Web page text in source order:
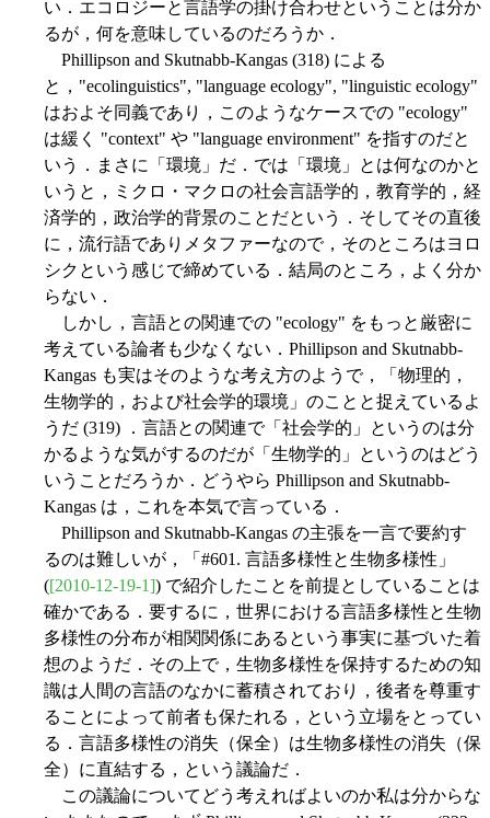
い．エコロジーと言語学の掛け合わせということは分か
るが，何を意味しているのだろうか．
Phillipson and Skutnabb-Kangas (318) による
と，"ecolinguistics", "language ecology", "linguistic ecology"
はおよそ同義であり，このようなケースでの "ecology"
は緩く "context" や "language environment" を指すのだと
いう．まさに「環境」だ．では「環境」とは何なのかと
いうと，ミクロ・マクロの社会言語学的，教育学的，経
済学的，政治学的背景のことだという．そしてその直後
に，流行語でありメタファーなので，そのところはヨロ
シクという感じで締めている．結局のところ，よく分か
らない．
しかし，言語との関連での "ecology" をもっと厳密に
考えている論者も少なくない．Phillipson and Skutnabb-
Kangas も実はそのような考え方のようで，「物理的，
生物学的，および社会学的環境」のことと捉えているよ
うだ (319) ．言語との関連で「社会学的」というのは分
かるような気がするのだが「生物学的」というのはどう
いうことだろうか．どうやら Phillipson and Skutnabb-
Kangas は，これを本気で言っている．
Phillipson and Skutnabb-Kangas の主張を一言で要約す
るのは難しいが，「#601. 言語多様性と生物多様性」
([2010-12-19-1]) で紹介したことを前提としていることは
確かである．要するに，世界における言語多様性と生物
多様性の分布が相関関係にあるという事実に基づいた着
想のようだ．その上で，生物多様性を保持するための知
識は人間の言語のなかに蓄積されており，後者を尊重す
ることによって前者も保たれる，という立場をとってい
る．言語多様性の消失（保全）は生物多様性の消失（保
全）に直結する，という議論だ．
この議論についてどう考えればよいのか私は分からな